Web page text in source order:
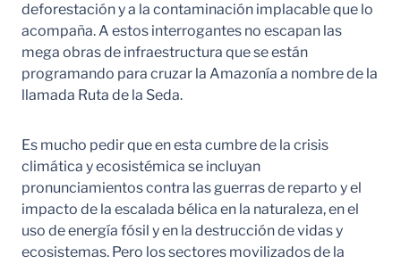
deforestación y a la contaminación implacable que lo
acompaña. A estos interrogantes no escapan las
mega obras de infraestructura que se están
programando para cruzar la Amazonía a nombre de la
llamada Ruta de la Seda.
Es mucho pedir que en esta cumbre de la crisis
climática y ecosistémica se incluyan
pronunciamientos contra las guerras de reparto y el
impacto de la escalada bélica en la naturaleza, en el
uso de energía fósil y en la destrucción de vidas y
ecosistemas. Pero los sectores movilizados de la